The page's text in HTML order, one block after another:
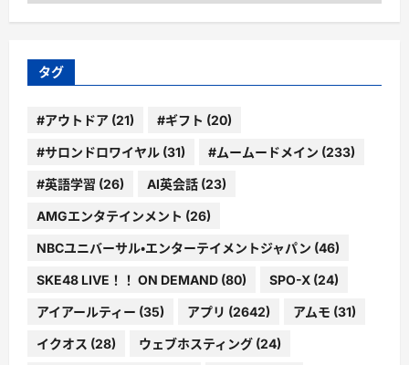
ゴ
ー
タグ
#アウトドア (21) #ギフト (20)
#サロンドロワイヤル (31) #ムームードメイン (233)
#英語学習 (26) AI英会話 (23)
AMGエンタテインメント (26)
NBCユニバーサル・エンターテイメントジャパン (46)
SKE48 LIVE！！ ON DEMAND (80) SPO-X (24)
アイアールティー (35) アプリ (2642) アムモ (31)
イクオス (28) ウェブホスティング (24)